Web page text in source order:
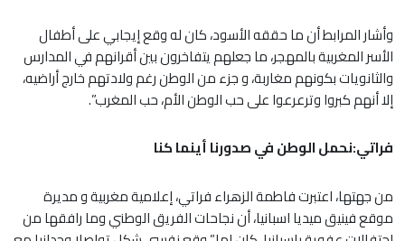
وأشار المرابط أن ما حققه الأسود، كان له وقع إيجابي على أطفال
الأسر المغربية بالمهجر، ما جعلهم يتفاخرون بين أقرانهم في المدارس
والثانويات بكونهم مغاربة، و جزء من الوطن رغم ولادتهم خارج أراضيه،
إلا أنهم كبروا وترعرعوا على حب الوطن الأم، حب المغرب”.
فراتي:نحمل الوطن في صدورنا أينما كنا
من جهتها، اعتبرت فاطمة الزهراء فراتي، إعلامية مغربية و مديرة
موقع فينيق ميديا اسبانيا، أن نجاحات الفريق الوطني وما رافقها من